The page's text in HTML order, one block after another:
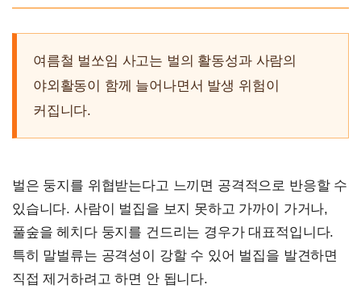
여름철 벌쏘임 사고는 벌의 활동성과 사람의
야외활동이 함께 늘어나면서 발생 위험이
커집니다.
벌은 둥지를 위협받는다고 느끼면 공격적으로 반응할 수
있습니다. 사람이 벌집을 보지 못하고 가까이 가거나,
풀숲을 헤치다 둥지를 건드리는 경우가 대표적입니다.
특히 말벌류는 공격성이 강할 수 있어 벌집을 발견하면
직접 제거하려고 하면 안 됩니다.